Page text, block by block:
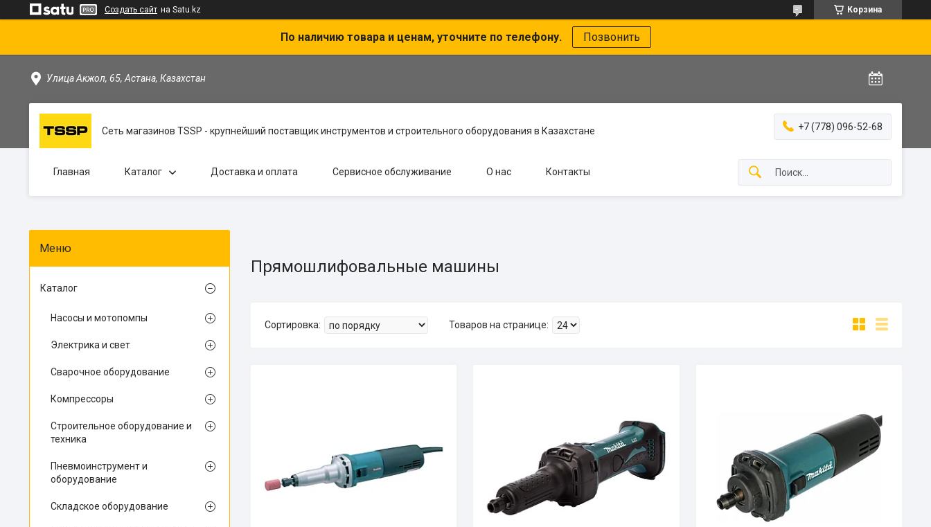
Создать сайт на Satu.kz Корзина
По наличию товара и ценам, уточните по телефону. Позвонить
Улица Акжол, 65, Астана, Казахстан
Сеть магазинов TSSP - крупнейший поставщик инструментов и строительного оборудования в Казахстане +7 (778) 096-52-68
Главная Каталог Доставка и оплата Сервисное обслуживание О нас Контакты
Прямошлифовальные машины
Каталог
Насосы и мотопомпы
Электрика и свет
Сварочное оборудование
Компрессоры
Строительное оборудование и
техника
Пневмоинструмент и
оборудование
Складское оборудование